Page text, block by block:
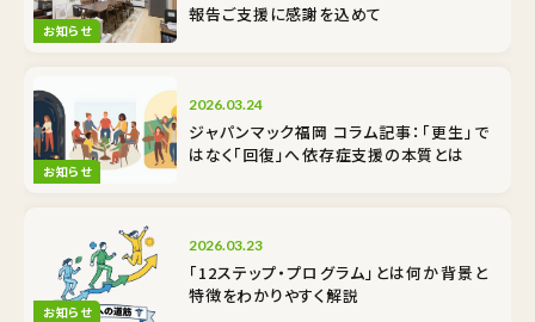
お知らせ
報告――ご支援に感謝を込めて
お知らせ
2026.03.24
ジャパンマック福岡 コラム記事：「更生」で
はなく「回復」へ――依存症支援の本質とは
お知らせ
2026.03.23
「12ステップ・プログラム」とは何か――背景と
特徴をわかりやすく解説